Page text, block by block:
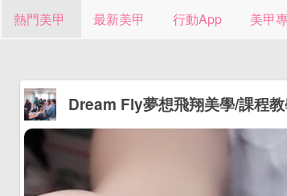
熱門美甲 最新美甲 行動App 美甲
Dream Fly夢想飛翔美學/課程